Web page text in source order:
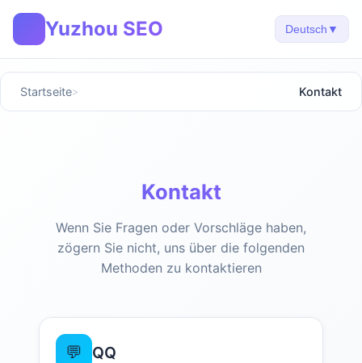
Yuzhou SEO Deutsch ▼
Startseite Kontakt
Kontakt
Wenn Sie Fragen oder Vorschläge haben,
zögern Sie nicht, uns über die folgenden
Methoden zu kontaktieren
💬 QQ